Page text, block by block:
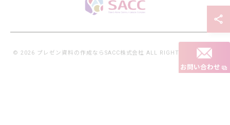
お問い合わせ
© 2026 プレゼン資料の作成ならSACC株式会社 ALL RIGHTS RESERVED.